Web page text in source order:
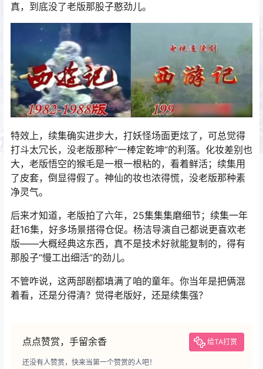
真，到底没了老版那股子憨劲儿。
特效上，续集确实进步大，打妖怪场面更炫了，可总觉得
打斗太冗长，没老版那种“一棒定乾坤”的利落。化妆差别也
大，老版悟空的猴毛是一根一根粘的，看着鲜活；续集用
了皮套，倒显得假了。神仙的妆也浓得慌，没老版那种素
净灵气。
后来才知道，老版拍了六年，25集集集磨细节；续集一年
赶16集，好多场景搭得仓促。杨洁导演自己都说更喜欢老
版——大概经典这东西，真不是技术好就能复制的，得有
那股子“慢工出细活”的劲儿。
不管咋说，这两部剧都填满了咱的童年。你当年是把俩混
着看，还是分得清？觉得老版好，还是续集强？
点点赞赏，手留余香 给TA打赏
还没有人赞赏，快来当第一个赞赏的人吧！